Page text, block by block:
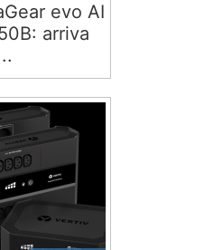
evo AI
arriva